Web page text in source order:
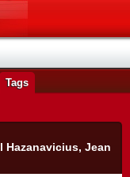
Tags
Hazanavicius, Jean